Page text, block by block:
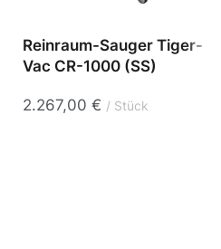
Reinraum-Sauger Tiger-
Vac CR-1000 (SS)
2.267,00 € Stück